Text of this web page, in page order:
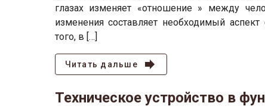
глазах изменяет «отношение » между
изменения составляет необходимый
того, в […]
Читать дальше
Техническое устройство в